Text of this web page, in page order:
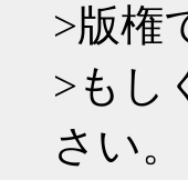
>版権
>もし
さい。